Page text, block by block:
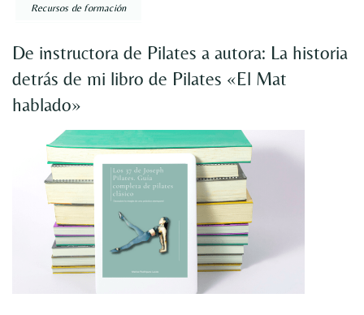
Recursos de formación
De instructora de Pilates a autora: La historia
detrás de mi libro de Pilates «El Mat
hablado»